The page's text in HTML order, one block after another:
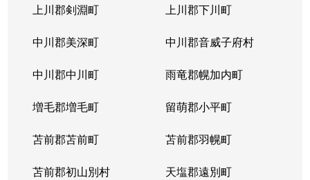
上川郡剣淵町 上川郡下川町
中川郡美深町 中川郡音威子府村
中川郡中川町 雨竜郡幌加内町
増毛郡増毛町 留萌郡小平町
苫前郡苫前町 苫前郡羽幌町
苫前郡初山別村 天塩郡遠別町